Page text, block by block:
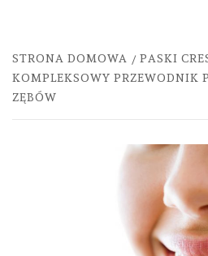
STRONA DOMOWA
PASKI
KOMPLEKSOWY PRZEWODNIK
ZĘBÓW